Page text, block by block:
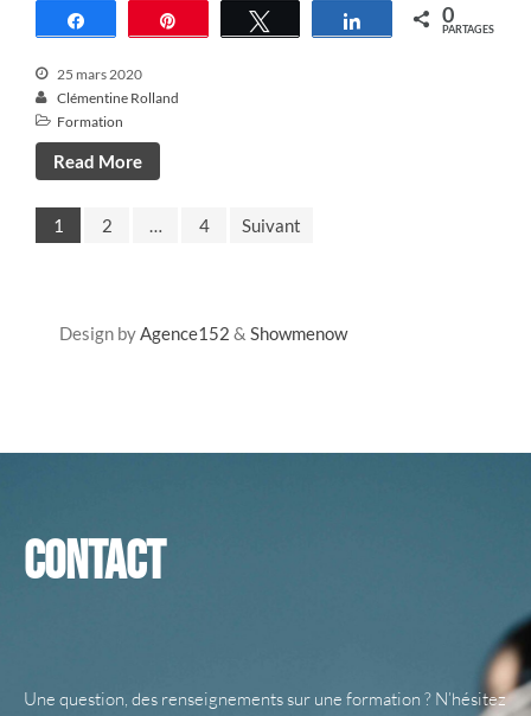
Partagez Tweetez Partagez 0
PARTAGES
25 mars 2020
Clémentine Rolland
Formation
Read More
1 2 … 4 Suivant
Design byAgence152 & Showmenow
Contact
Une question, des renseignements sur une formation ? N’hésitez